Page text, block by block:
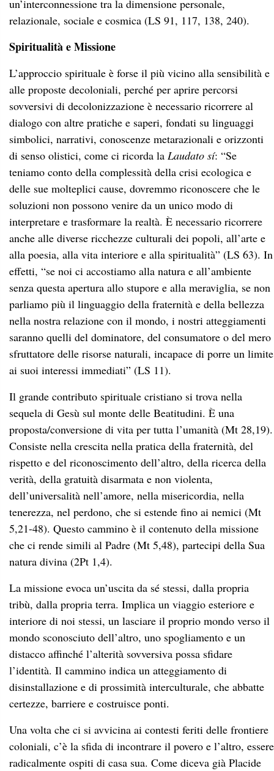
un’interconnessione tra la dimensione personale,
relazionale, sociale e cosmica (LS 91, 117, 138, 240).
Spiritualità e Missione
L’approccio spirituale è forse il più vicino alla sensibilità e
alle proposte decoloniali, perché per aprire percorsi
sovversivi di decolonizzazione è necessario ricorrere al
dialogo con altre pratiche e saperi, fondati su linguaggi
simbolici, narrativi, conoscenze metarazionali e orizzonti
di senso olistici, come ci ricorda la Laudato sí: “Se
teniamo conto della complessità della crisi ecologica e
delle sue molteplici cause, dovremmo riconoscere che le
soluzioni non possono venire da un unico modo di
interpretare e trasformare la realtà. È necessario ricorrere
anche alle diverse ricchezze culturali dei popoli, all’arte e
alla poesia, alla vita interiore e alla spiritualità” (LS 63). In
effetti, “se noi ci accostiamo alla natura e all’ambiente
senza questa apertura allo stupore e alla meraviglia, se non
parliamo più il linguaggio della fraternità e della bellezza
nella nostra relazione con il mondo, i nostri atteggiamenti
saranno quelli del dominatore, del consumatore o del mero
sfruttatore delle risorse naturali, incapace di porre un limite
ai suoi interessi immediati” (LS 11).
Il grande contributo spirituale cristiano si trova nella
sequela di Gesù sul monte delle Beatitudini. È una
proposta/conversione di vita per tutta l’umanità (Mt 28,19).
Consiste nella crescita nella pratica della fraternità, del
rispetto e del riconoscimento dell’altro, della ricerca della
verità, della gratuità disarmata e non violenta,
dell’universalità nell’amore, nella misericordia, nella
tenerezza, nel perdono, che si estende fino ai nemici (Mt
5,21-48). Questo cammino è il contenuto della missione
che ci rende simili al Padre (Mt 5,48), partecipi della Sua
natura divina (2Pt 1,4).
La missione evoca un’uscita da sé stessi, dalla propria
tribù, dalla propria terra. Implica un viaggio esteriore e
interiore di noi stessi, un lasciare il proprio mondo verso il
mondo sconosciuto dell’altro, uno spogliamento e un
distacco affinché l’alterità sovversiva possa sfidare
l’identità. Il cammino indica un atteggiamento di
disinstallazione e di prossimità interculturale, che abbatte
certezze, barriere e costruisce ponti.
Una volta che ci si avvicina ai contesti feriti delle frontiere
coloniali, c’è la sfida di incontrare il povero e l’altro, essere
radicalmente ospiti di casa sua. Come diceva già Placide